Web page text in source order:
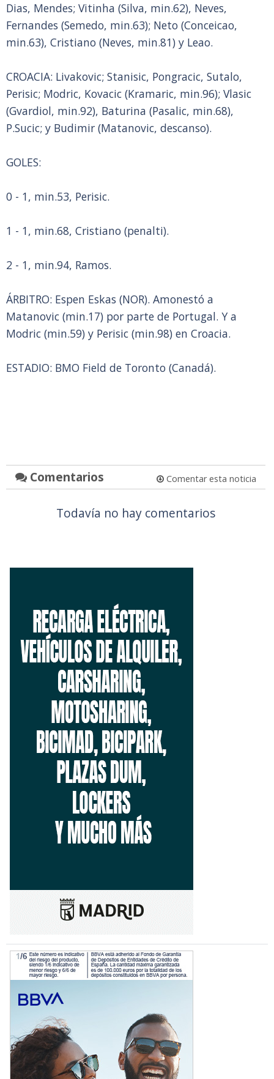
Dias, Mendes; Vitinha (Silva, min.62), Neves,
Fernandes (Semedo, min.63); Neto (Conceicao,
min.63), Cristiano (Neves, min.81) y Leao.
CROACIA: Livakovic; Stanisic, Pongracic, Sutalo,
Perisic; Modric, Kovacic (Kramaric, min.96); Vlasic
(Gvardiol, min.92), Baturina (Pasalic, min.68),
P.Sucic; y Budimir (Matanovic, descanso).
GOLES:
0 - 1, min.53, Perisic.
1 - 1, min.68, Cristiano (penalti).
2 - 1, min.94, Ramos.
ÁRBITRO: Espen Eskas (NOR). Amonestó a
Matanovic (min.17) por parte de Portugal. Y a
Modric (min.59) y Perisic (min.98) en Croacia.
ESTADIO: BMO Field de Toronto (Canadá).
Comentarios Comentar esta noticia
Todavía no hay comentarios